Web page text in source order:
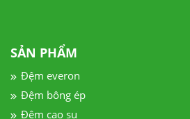
SẢN PHẨM
Đệm everon
Đệm bông ép
Đệm cao su